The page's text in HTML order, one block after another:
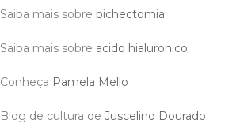
Saiba mais sobre bichectomia
Saiba mais sobre acido hialuronico
Conheça Pamela Mello
Blog de cultura deJuscelino Dourado